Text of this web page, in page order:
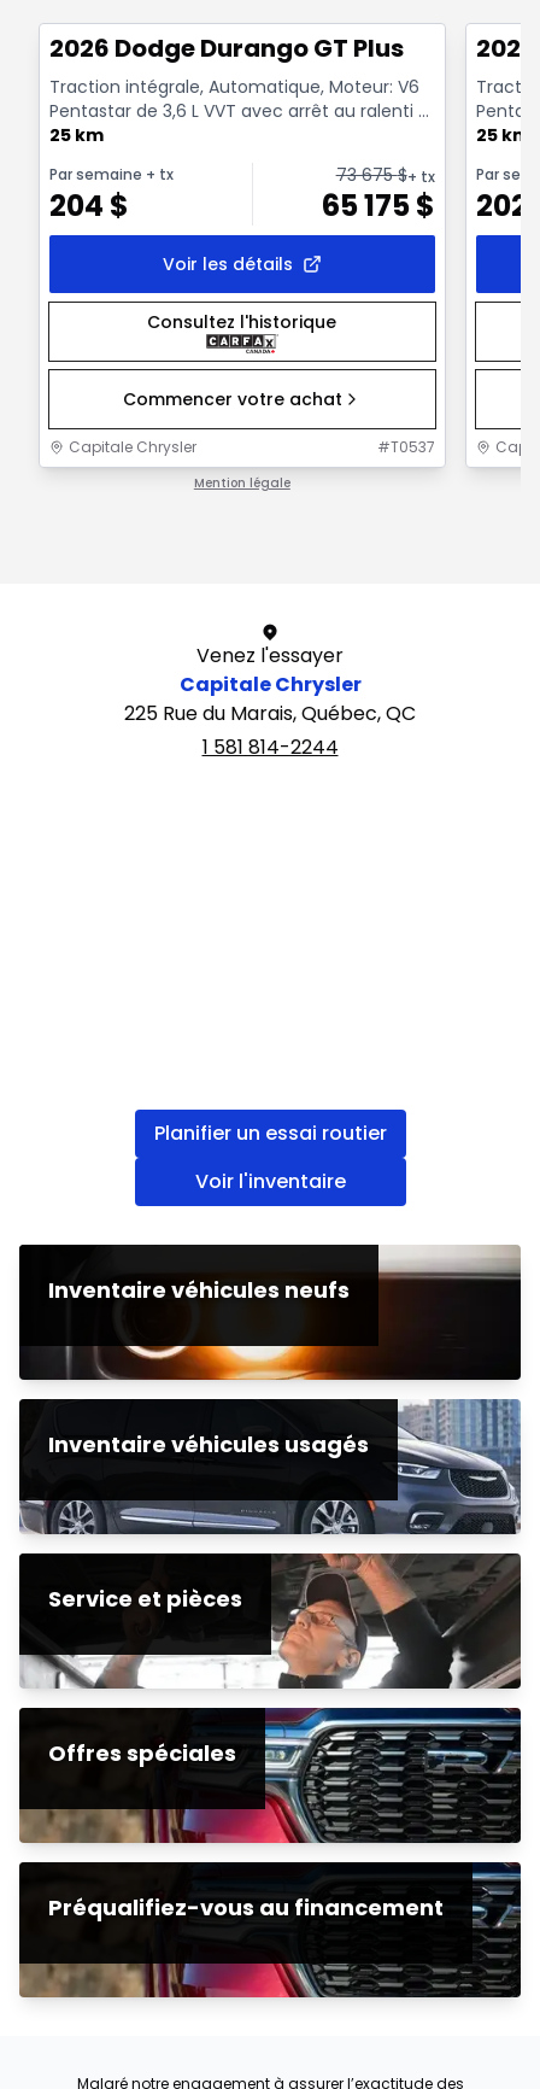
2026 Dodge Durango GT Plus
Traction intégrale, Automatique, Moteur: V6
Pentastar de 3,6 L VVT avec arrêt au ralenti -
6 Cyl. - ...
25 km
Par semaine + tx
204 $
73 675$+ tx
65 175$
Voir les détails
Consultez l'historique
Commencer votre achat
Capitale Chrysler #T0537
Mention légale
6 Cyl. -
25 km
Par
202
Venez l'essayer
Capitale Chrysler
225 Rue du Marais, Québec, QC
1 581 814-2244
Planifier un essai routier
Voir l'inventaire
Inventaire véhicules neufs
Inventaire véhicules usagés
Service et pièces
Offres spéciales
Préqualifiez-vous au financement
Malgré notre engagement à assurer l’exactitude des